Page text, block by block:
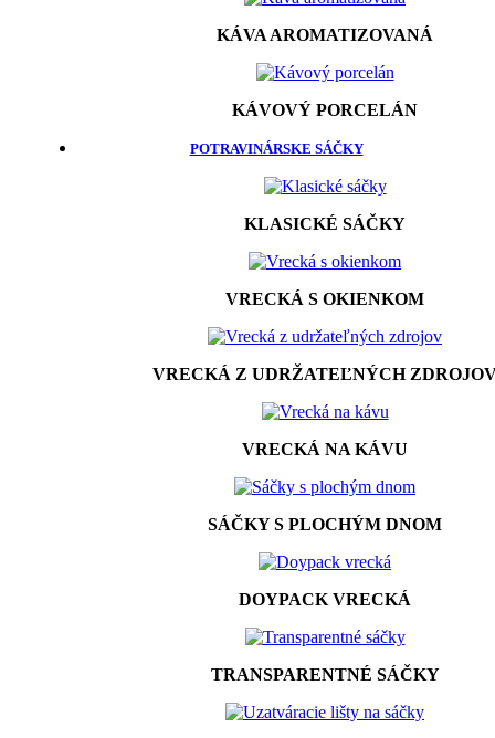
KÁVA AROMATIZOVANÁ
KÁVOVÝ PORCELÁN
POTRAVINÁRSKE SÁČKY
KLASICKÉ SÁČKY
VRECKÁ S OKIENKOM
VRECKÁ Z UDRŽATEĽNÝCH
VRECKÁ NA KÁVU
SÁČKY S PLOCHÝM DNOM
DOYPACK VRECKÁ
TRANSPARENTNÉ SÁČKY